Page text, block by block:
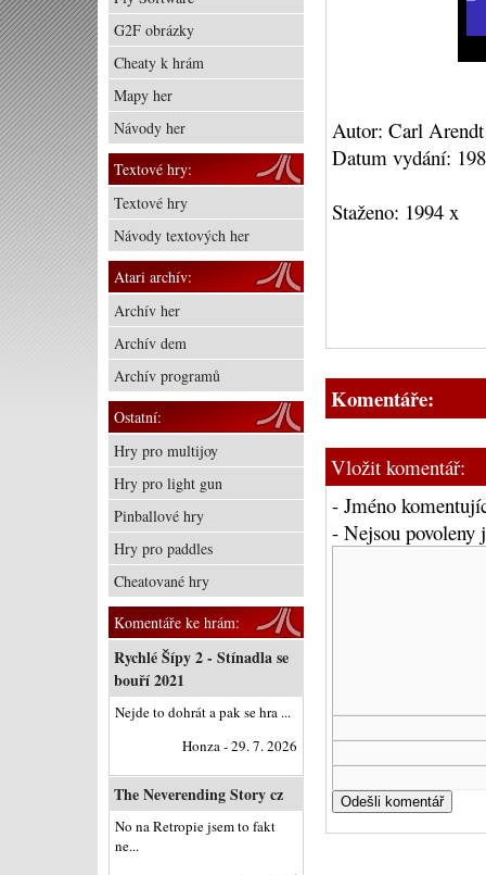
Autor: Carl Arendt
Datum vydání:
Staženo: 1994 x
Komentáře:
Vložit komentář:
- Jméno
- Nejsou
G2F obrázky
Cheaty k hrám
Mapy her
Návody her
Textové hry:
Textové hry
Návody textových her
Atari archív:
Archív her
Archív dem
Archív programů
Ostatní:
Hry pro multijoy
Hry pro light gun
Pinballové hry
Hry pro paddles
Cheatované hry
Komentáře ke hrám:
Rychlé Šípy 2 - Stínadla se
bouří 2021
Nejde to dohrát a pak se hra ...
Honza - 29. 7. 2026
The Neverending Story cz
No na Retropie jsem to fakt
ne...